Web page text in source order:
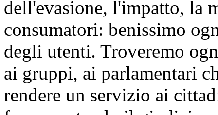
dell'evasione, l'impatto, la
consumatori: benissimo
degli utenti. Troveremo
ai gruppi, ai parlamentari
rendere un servizio ai